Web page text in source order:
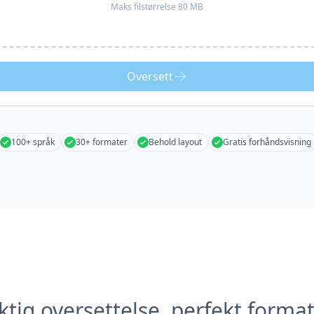
Maks filstørrelse 80 MB
Oversett
100+ språk 30+ formater Behold layout Gratis forhåndsvisning